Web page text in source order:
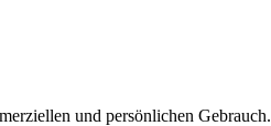
und persönlichen Gebrauch.